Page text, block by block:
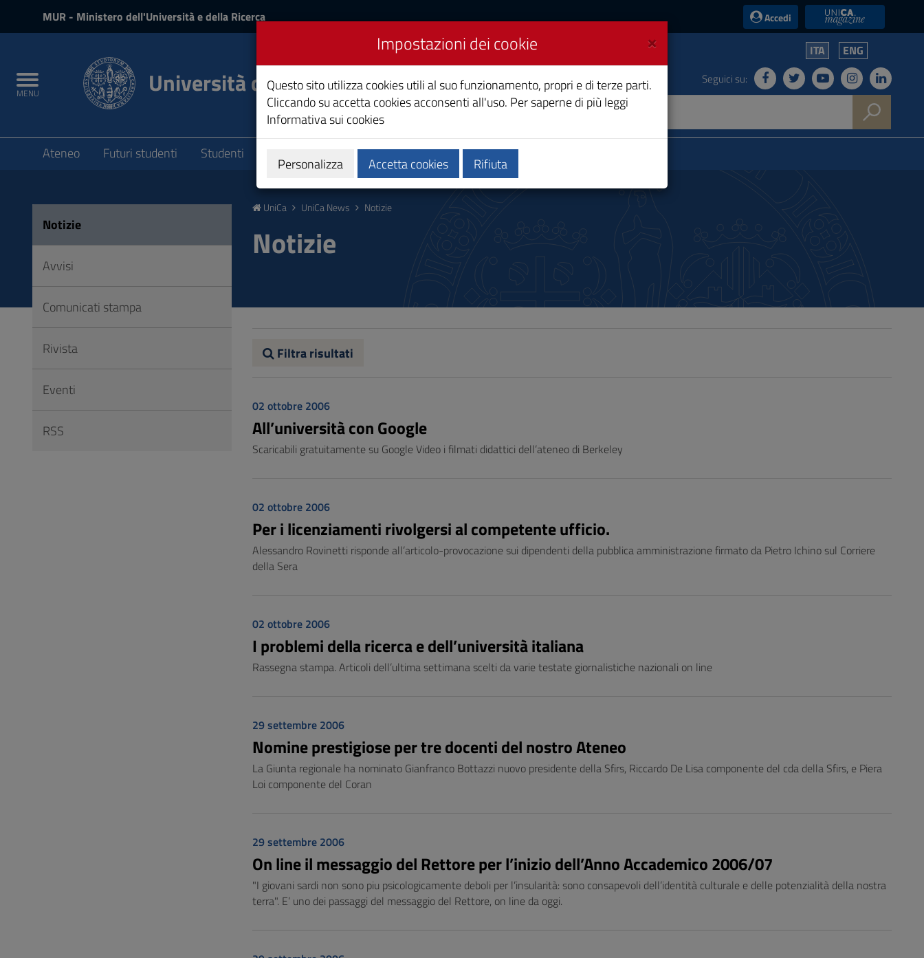
navigazione
Footer
MUR - Ministero dell'Università e della Ricerca Accedi UniCA News
Toggle
navigation
MENU Università degli Studi di Cagliari
ITA ENG
Seguici su:
Submenu
Ateneo Futuri studenti Studenti Ricerca Società e territorio
UniCa UniCa News Notizie
Notizie
Filtra risultati
02 ottobre 2006
All’università con Google
Scaricabili gratuitamente su Google Video i filmati didattici dell’ateneo di Berkeley
02 ottobre 2006
Per i licenziamenti rivolgersi al competente ufficio.
Alessandro Rovinetti risponde all’articolo-provocazione sui dipendenti della pubblica amministrazione firmato da Pietro Ichino sul Corriere
della Sera
02 ottobre 2006
I problemi della ricerca e dell’università italiana
Rassegna stampa. Articoli dell’ultima settimana scelti da varie testate giornalistiche nazionali on line
29 settembre 2006
Nomine prestigiose per tre docenti del nostro Ateneo
La Giunta regionale ha nominato Gianfranco Bottazzi nuovo presidente della Sfirs, Riccardo De Lisa componente del cda della Sfirs, e Piera
Loi componente del Coran
29 settembre 2006
On line il messaggio del Rettore per l’inizio dell’Anno Accademico 2006/07
"I giovani sardi non sono piu psicologicamente deboli per l’insularità: sono consapevoli dell’identità culturale e delle potenzialità della nostra
terra". E’ uno dei passaggi del messaggio del Rettore, on line da oggi.
Notizie
Avvisi
Comunicati stampa
Rivista
Eventi
RSS
×
Impostazioni dei cookie
Questo sito utilizza cookies utili al suo funzionamento, propri e di terze parti.
Cliccando su accetta cookies acconsenti all'uso. Per saperne di più leggi
Informativa sui cookies
Personalizza Accetta cookies Rifiuta